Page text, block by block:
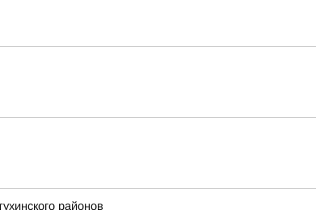
районов